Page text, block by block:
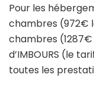
Pour les
chambres (972€
chambres
d’IMBOURS (le
toutes les